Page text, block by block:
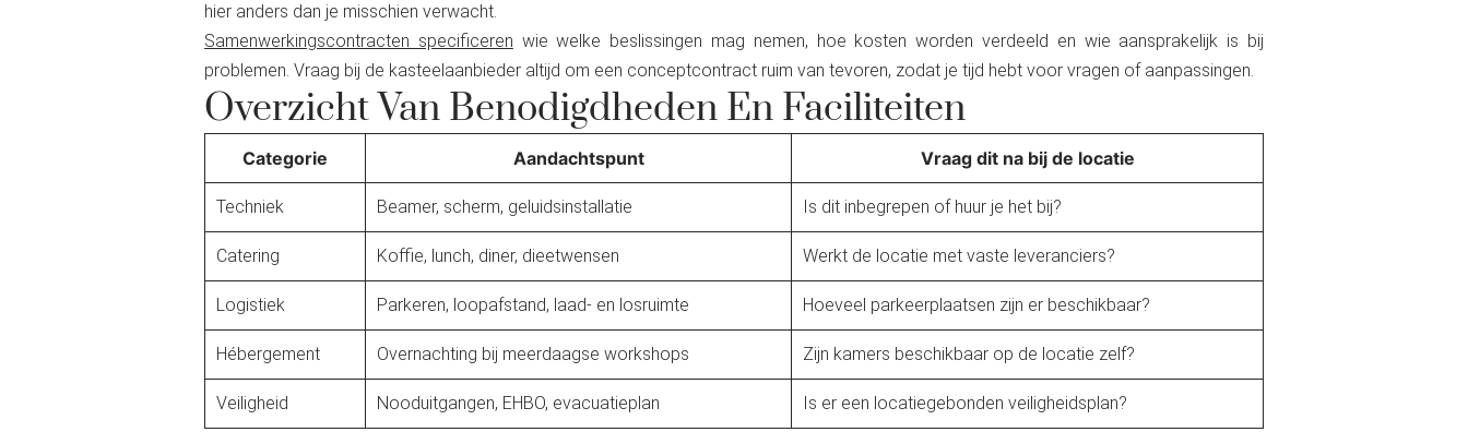
hier anders dan je misschien verwacht.
Samenwerkingscontracten specificeren wie welke beslissingen mag nemen, hoe kosten worden verdeeld en wie aansprakelijk is bij
problemen. Vraag bij de kasteelaanbieder altijd om een conceptcontract ruim van tevoren, zodat je tijd hebt voor vragen of aanpassingen.
Overzicht Van Benodigdheden En Faciliteiten
Categorie Aandachtspunt Vraag dit na bij de locatie
Techniek Beamer, scherm, geluidsinstallatie Is dit inbegrepen of huur je het bij?
Catering Koffie, lunch, diner, dieetwensen Werkt de locatie met vaste leveranciers?
Logistiek Parkeren, loopafstand, laad- en losruimte Hoeveel parkeerplaatsen zijn er beschikbaar?
Hébergement Overnachting bij meerdaagse workshops Zijn kamers beschikbaar op de locatie zelf?
Veiligheid Nooduitgangen, EHBO, evacuatieplan
Is er een locatiegebonden veiligheidsplan?